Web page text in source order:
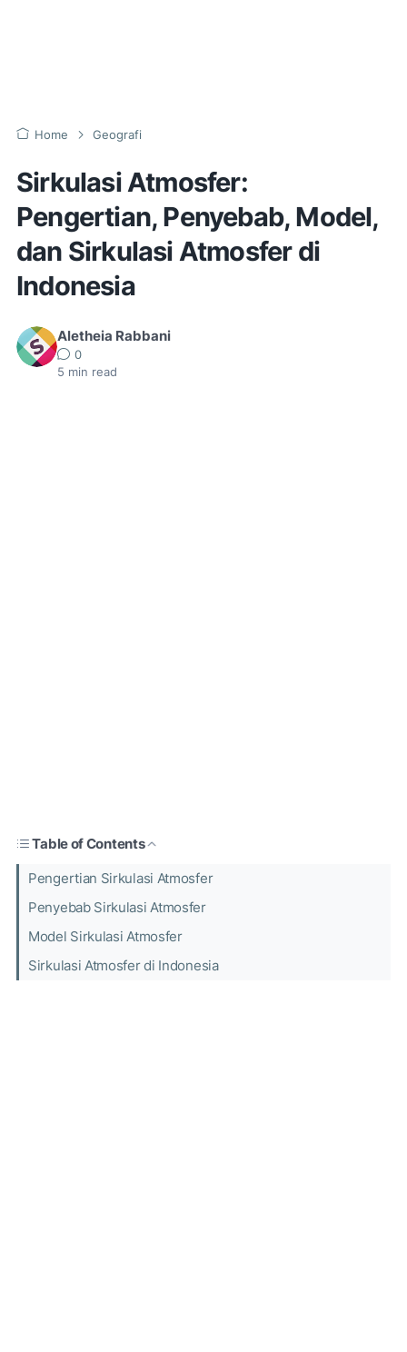
Home Geografi
Sirkulasi Atmosfer:
Pengertian, Penyebab, Model,
dan Sirkulasi Atmosfer di
Indonesia
Aletheia Rabbani
0
5 min read
Table of Contents
Pengertian Sirkulasi Atmosfer
Penyebab Sirkulasi Atmosfer
Model Sirkulasi Atmosfer
Sirkulasi Atmosfer di Indonesia